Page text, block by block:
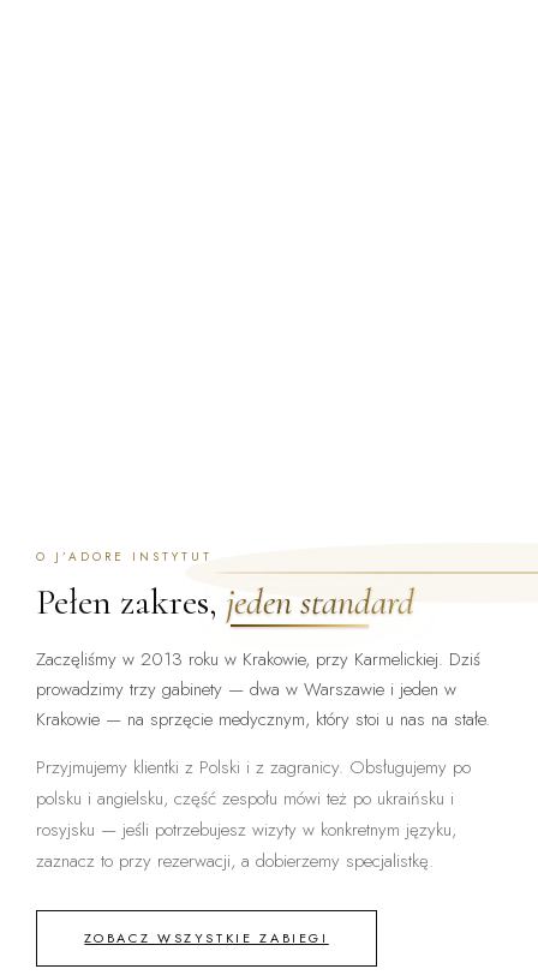
O J’ADORE INSTYTUT
Pełen zakres, jeden standard
Zaczęliśmy w 2013 roku w Krakowie, przy Karmelickiej. Dziś
prowadzimy trzy gabinety — dwa w Warszawie i jeden w
Krakowie — na sprzęcie medycznym, który stoi u nas na stałe.
Przyjmujemy klientki z Polski i z zagranicy. Obsługujemy po
polsku i angielsku, część zespołu mówi też po ukraińsku i
rosyjsku — jeśli potrzebujesz wizyty w konkretnym języku,
zaznacz to przy rezerwacji, a dobierzemy specjalistkę.
ZOBACZ WSZYSTKIE ZABIEGI